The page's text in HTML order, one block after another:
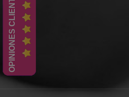
OPINIONES CLIENTES